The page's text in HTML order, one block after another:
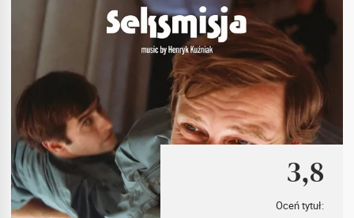
3,8
Oceń tytuł: